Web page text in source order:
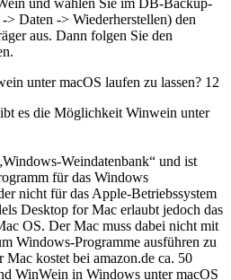
und wählen Sie im DB-Backup-
> Daten -> Wiederherstellen) den
aus. Dann folgen Sie den
unter macOS laufen zu lassen? 12
es die Möglichkeit Winwein unter
Weindatenbank“ und ist
für das Windows
nicht für das Apple-Betriebssystem
Desktop for Mac erlaubt jedoch das
OS. Der Mac muss dabei nicht mit
Windows-Programme ausführen zu
kostet bei amazon.de ca. 50
WinWein in Windows unter macOS